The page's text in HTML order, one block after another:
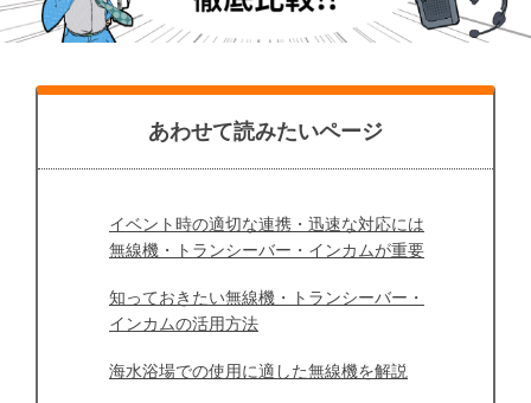
あわせて読みたいページ
イベント時の適切な連携・迅速な対応には
無線機・トランシーバー・インカムが重要
知っておきたい無線機・トランシーバー・
インカムの活用方法
海水浴場での使用に適した無線機を解説